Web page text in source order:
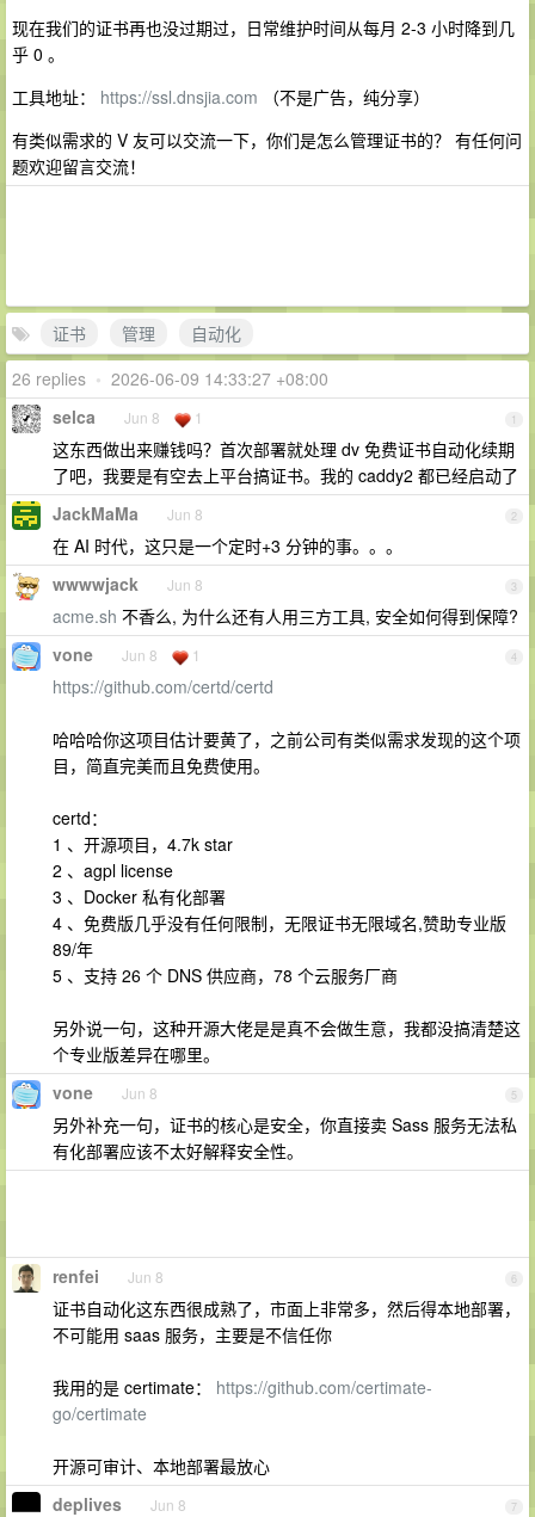
现在我们的证书再也没过期过，日常维护时间从每月 2-3 小时降到几
乎 0 。
工具地址： https://ssl.dnsjia.com （不是广告，纯分享）
有类似需求的 V 友可以交流一下，你们是怎么管理证书的？ 有任何问
题欢迎留言交流！
证书 管理
自动化
26 replies • 2026-06-09 14:33:27 +08:00
1
selca Jun 8 1
这东西做出来赚钱吗？首次部署就处理 dv 免费证书自动化续期
了吧，我要是有空去上平台搞证书。我的 caddy2 都已经启动了
2
JackMaMa Jun 8
在 AI 时代，这只是一个定时+3 分钟的事。。。
3
wwwwjack Jun 8
acme.sh 不香么, 为什么还有人用三方工具, 安全如何得到保障?
4
vone Jun 8 1
https://github.com/certd/certd
哈哈哈你这项目估计要黄了，之前公司有类似需求发现的这个项
目，简直完美而且免费使用。
certd：
1 、开源项目，4.7k star
2 、agpl license
3 、Docker 私有化部署
4 、免费版几乎没有任何限制，无限证书无限域名,赞助专业版
89/年
5 、支持 26 个 DNS 供应商，78 个云服务厂商
另外说一句，这种开源大佬是是真不会做生意，我都没搞清楚这
个专业版差异在哪里。
5
vone Jun 8
另外补充一句，证书的核心是安全，你直接卖 Sass 服务无法私
有化部署应该不太好解释安全性。
6
renfei Jun 8
证书自动化这东西很成熟了，市面上非常多，然后得本地部署，
不可能用 saas 服务，主要是不信任你
我用的是 certimate： https://github.com/certimate-
go/certimate
开源可审计、本地部署最放心
7
deplives Jun 8